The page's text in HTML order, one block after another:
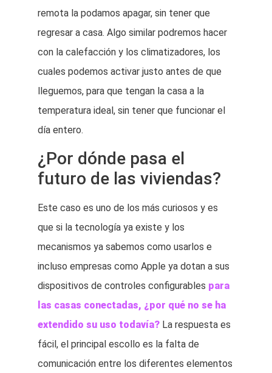
remota la podamos apagar, sin tener que
regresar a casa. Algo similar podremos hacer
con la calefacción y los climatizadores, los
cuales podemos activar justo antes de que
lleguemos, para que tengan la casa a la
temperatura ideal, sin tener que funcionar el
día entero.
¿Por dónde pasa el
futuro de las viviendas?
Este caso es uno de los más curiosos y es
que si la tecnología ya existe y los
mecanismos ya sabemos como usarlos e
incluso empresas como Apple ya dotan a sus
dispositivos de controles configurables para
las casas conectadas, ¿por qué no se ha
extendido su uso todavía? La respuesta es
fácil, el principal escollo es la falta de
comunicación entre los diferentes elementos